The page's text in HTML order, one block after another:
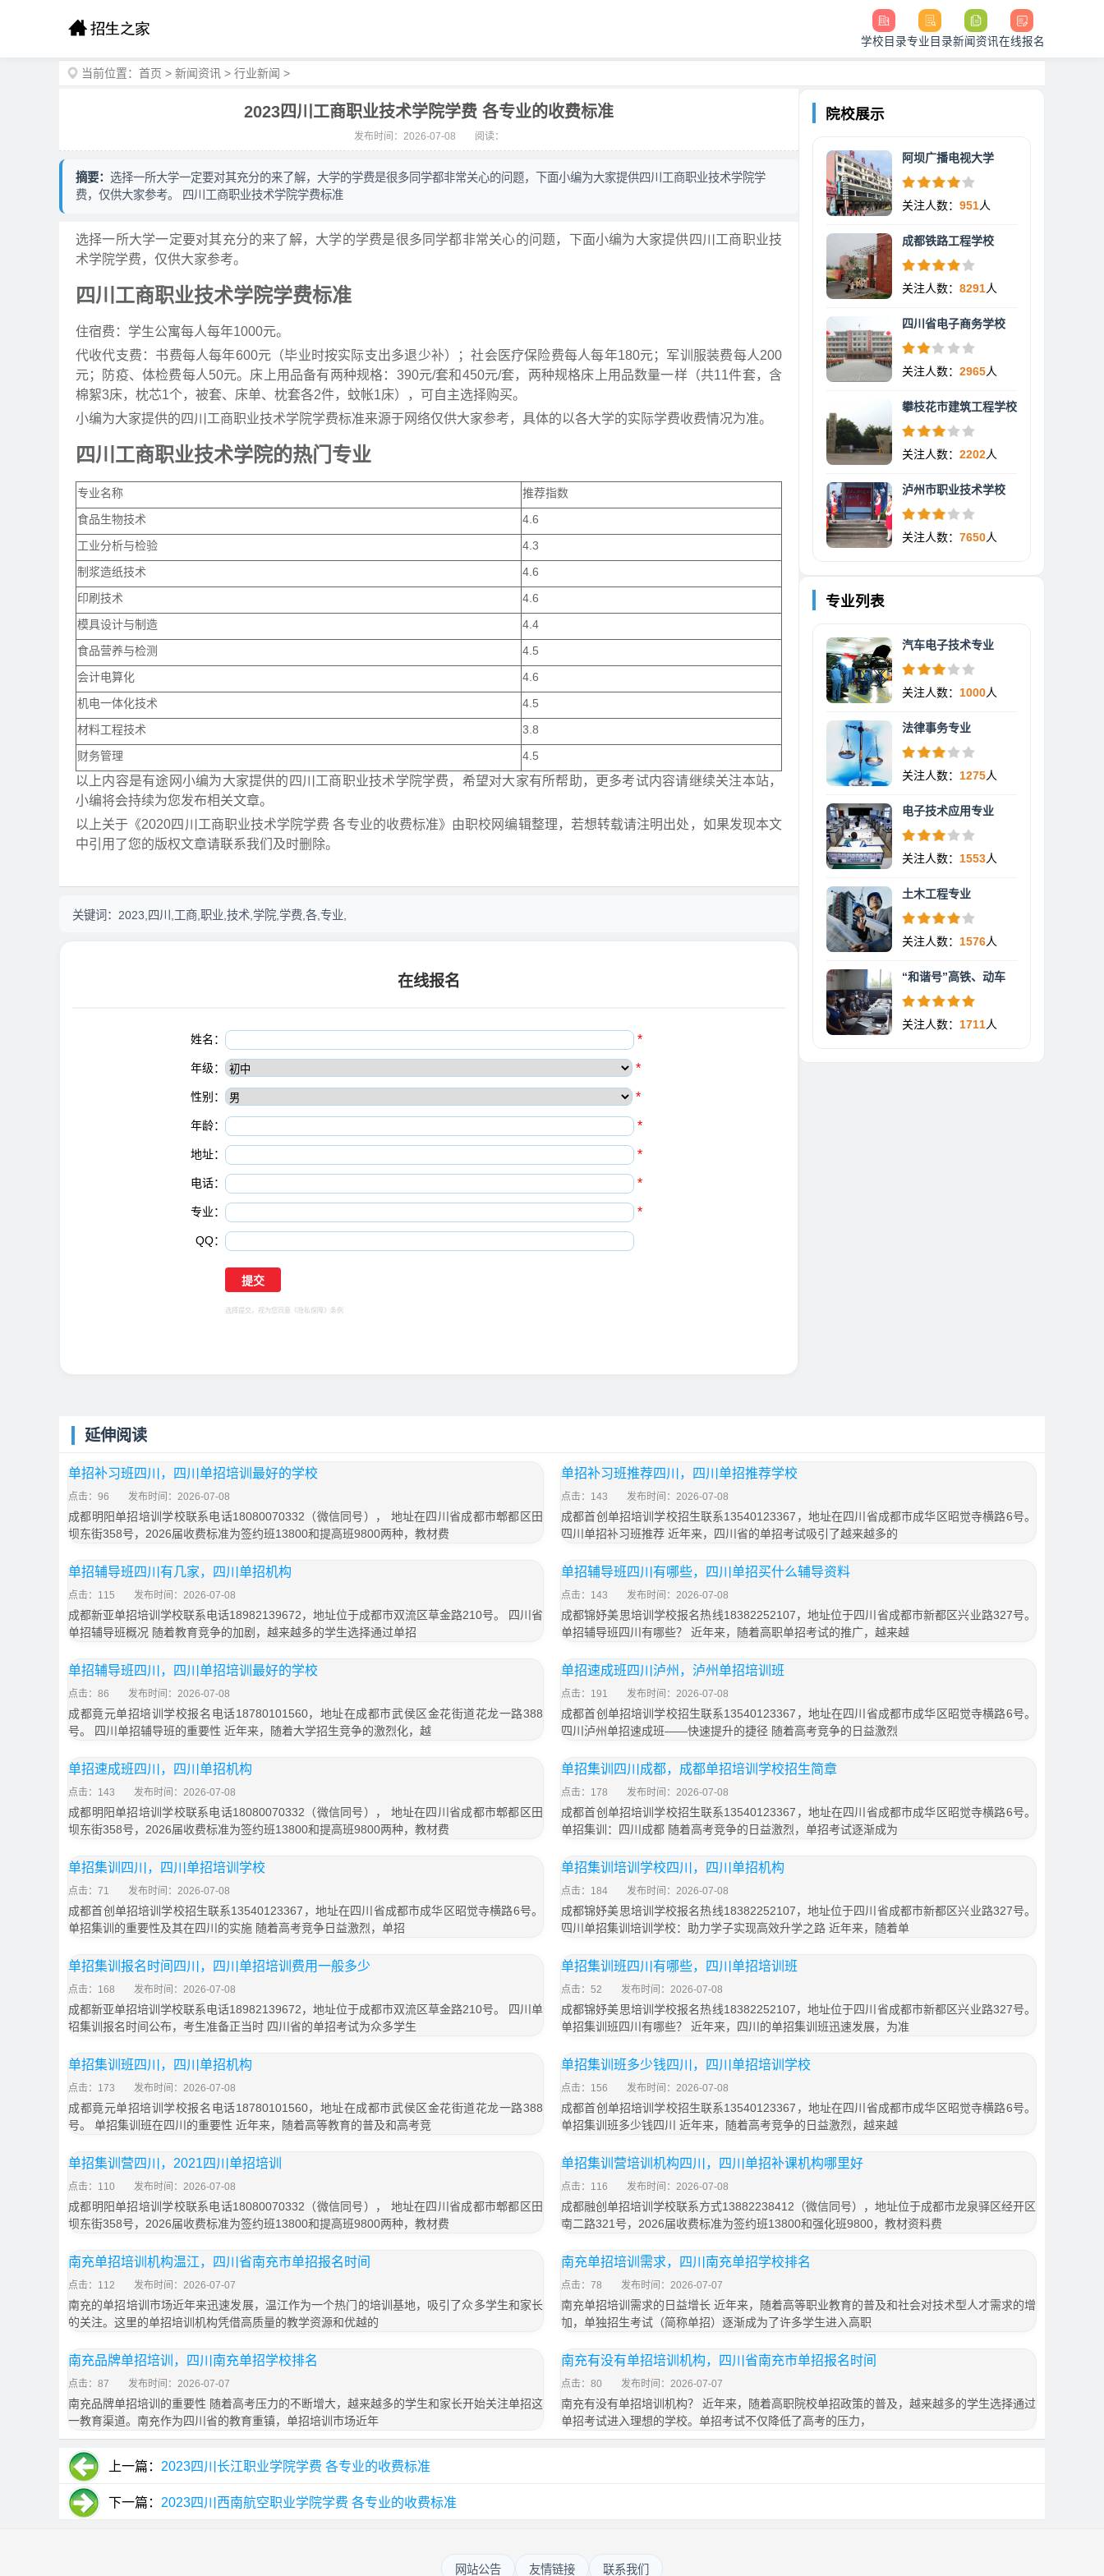
学校目录专业目录新闻资讯在线报名
当前位置： 首页 > 新闻资讯 > 行业新闻 >
2023四川工商职业技术学院学费 各专业的收费标准
发布时间：2026-07-08 阅读：
摘要： 选择一所大学一定要对其充分的来了解，大学的学费是很多同学都非常关心的问题，下面小编为大家提供四川工商职业技术学院学
费，仅供大家参考。 四川工商职业技术学院学费标准
选择一所大学一定要对其充分的来了解，大学的学费是很多同学都非常关心的问题，下面小编为大家提供四川工商职业技
术学院学费，仅供大家参考。
四川工商职业技术学院学费标准
住宿费：学生公寓每人每年1000元。
代收代支费：书费每人每年600元（毕业时按实际支出多退少补）；社会医疗保险费每人每年180元；军训服装费每人200
元；防疫、体检费每人50元。床上用品备有两种规格：390元/套和450元/套，两种规格床上用品数量一样（共11件套，含
棉絮3床，枕芯1个，被套、床单、枕套各2件，蚊帐1床），可自主选择购买。
小编为大家提供的四川工商职业技术学院学费标准来源于网络仅供大家参考，具体的以各大学的实际学费收费情况为准。
四川工商职业技术学院的热门专业
专业名称
推荐指数
食品生物技术
4.6
工业分析与检验
4.3
制浆造纸技术
4.6
印刷技术
4.6
模具设计与制造
4.4
食品营养与检测
4.5
会计电算化
4.6
机电一体化技术
4.5
材料工程技术
3.8
财务管理
4.5
以上内容是有途网小编为大家提供的四川工商职业技术学院学费，希望对大家有所帮助，更多考试内容请继续关注本站，
小编将会持续为您发布相关文章。
以上关于《2020四川工商职业技术学院学费 各专业的收费标准》由职校网编辑整理，若想转载请注明出处，如果发现本文
中引用了您的版权文章请联系我们及时删除。
关键词： 2023,四川,工商,职业,技术,学院,学费,各,专业,
在线报名
姓名： *
年级： *
性别： *
年龄： *
地址： *
电话： *
专业： *
QQ：
选择提交，视为您同意 《隐私保障》 条例
院校展示
阿坝广播电视大学
关注人数： 951人
成都铁路工程学校
关注人数： 8291人
四川省电子商务学校
关注人数： 2965人
攀枝花市建筑工程学校
关注人数： 2202人
泸州市职业技术学校
关注人数： 7650人
专业列表
汽车电子技术专业
关注人数： 1000人
法律事务专业
关注人数： 1275人
电子技术应用专业
关注人数： 1553人
土木工程专业
关注人数： 1576人
“和谐号”高铁、动车
关注人数： 1711人
延伸阅读
单招补习班四川，四川单招培训最好的学校
点击：96 发布时间：2026-07-08
成都明阳单招培训学校联系电话18080070332（微信同号）， 地址在四川省成都市郫都区田
坝东街358号，2026届收费标准为签约班13800和提高班9800两种，教材费
单招补习班推荐四川，四川单招推荐学校
点击：143 发布时间：2026-07-08
成都首创单招培训学校招生联系13540123367，地址在四川省成都市成华区昭觉寺横路6号。
四川单招补习班推荐 近年来，四川省的单招考试吸引了越来越多的
单招辅导班四川有几家，四川单招机构
点击：115 发布时间：2026-07-08
成都新亚单招培训学校联系电话18982139672，地址位于成都市双流区草金路210号。 四川省
单招辅导班概况 随着教育竞争的加剧，越来越多的学生选择通过单招
单招辅导班四川有哪些，四川单招买什么辅导资料
点击：143 发布时间：2026-07-08
成都锦妤美思培训学校报名热线18382252107，地址位于四川省成都市新都区兴业路327号。
单招辅导班四川有哪些？ 近年来，随着高职单招考试的推广，越来越
单招辅导班四川，四川单招培训最好的学校
点击：86 发布时间：2026-07-08
成都竟元单招培训学校报名电话18780101560，地址在成都市武侯区金花街道花龙一路388
号。 四川单招辅导班的重要性 近年来，随着大学招生竞争的激烈化，越
单招速成班四川泸州，泸州单招培训班
点击：191 发布时间：2026-07-08
成都首创单招培训学校招生联系13540123367，地址在四川省成都市成华区昭觉寺横路6号。
四川泸州单招速成班——快速提升的捷径 随着高考竞争的日益激烈
单招速成班四川，四川单招机构
点击：143 发布时间：2026-07-08
成都明阳单招培训学校联系电话18080070332（微信同号）， 地址在四川省成都市郫都区田
坝东街358号，2026届收费标准为签约班13800和提高班9800两种，教材费
单招集训四川成都，成都单招培训学校招生简章
点击：178 发布时间：2026-07-08
成都首创单招培训学校招生联系13540123367，地址在四川省成都市成华区昭觉寺横路6号。
单招集训：四川成都 随着高考竞争的日益激烈，单招考试逐渐成为
单招集训四川，四川单招培训学校
点击：71 发布时间：2026-07-08
成都首创单招培训学校招生联系13540123367，地址在四川省成都市成华区昭觉寺横路6号。
单招集训的重要性及其在四川的实施 随着高考竞争日益激烈，单招
单招集训培训学校四川，四川单招机构
点击：184 发布时间：2026-07-08
成都锦妤美思培训学校报名热线18382252107，地址位于四川省成都市新都区兴业路327号。
四川单招集训培训学校：助力学子实现高效升学之路 近年来，随着单
单招集训报名时间四川，四川单招培训费用一般多少
点击：168 发布时间：2026-07-08
成都新亚单招培训学校联系电话18982139672，地址位于成都市双流区草金路210号。 四川单
招集训报名时间公布，考生准备正当时 四川省的单招考试为众多学生
单招集训班四川有哪些，四川单招培训班
点击：52 发布时间：2026-07-08
成都锦妤美思培训学校报名热线18382252107，地址位于四川省成都市新都区兴业路327号。
单招集训班四川有哪些？ 近年来，四川的单招集训班迅速发展，为准
单招集训班四川，四川单招机构
点击：173 发布时间：2026-07-08
成都竟元单招培训学校报名电话18780101560，地址在成都市武侯区金花街道花龙一路388
号。 单招集训班在四川的重要性 近年来，随着高等教育的普及和高考竞
单招集训班多少钱四川，四川单招培训学校
点击：156 发布时间：2026-07-08
成都首创单招培训学校招生联系13540123367，地址在四川省成都市成华区昭觉寺横路6号。
单招集训班多少钱四川 近年来，随着高考竞争的日益激烈，越来越
单招集训营四川，2021四川单招培训
点击：110 发布时间：2026-07-08
成都明阳单招培训学校联系电话18080070332（微信同号）， 地址在四川省成都市郫都区田
坝东街358号，2026届收费标准为签约班13800和提高班9800两种，教材费
单招集训营培训机构四川，四川单招补课机构哪里好
点击：116 发布时间：2026-07-08
成都融创单招培训学校联系方式13882238412（微信同号），地址位于成都市龙泉驿区经开区
南二路321号，2026届收费标准为签约班13800和强化班9800，教材资料费
南充单招培训机构温江，四川省南充市单招报名时间
点击：112 发布时间：2026-07-07
南充的单招培训市场近年来迅速发展，温江作为一个热门的培训基地，吸引了众多学生和家长
的关注。这里的单招培训机构凭借高质量的教学资源和优越的
南充单招培训需求，四川南充单招学校排名
点击：78 发布时间：2026-07-07
南充单招培训需求的日益增长 近年来，随着高等职业教育的普及和社会对技术型人才需求的增
加，单独招生考试（简称单招）逐渐成为了许多学生进入高职
南充品牌单招培训，四川南充单招学校排名
点击：87 发布时间：2026-07-07
南充品牌单招培训的重要性 随着高考压力的不断增大，越来越多的学生和家长开始关注单招这
一教育渠道。南充作为四川省的教育重镇，单招培训市场近年
南充有没有单招培训机构，四川省南充市单招报名时间
点击：80 发布时间：2026-07-07
南充有没有单招培训机构？ 近年来，随着高职院校单招政策的普及，越来越多的学生选择通过
单招考试进入理想的学校。单招考试不仅降低了高考的压力，
上一篇： 2023四川长江职业学院学费 各专业的收费标准
下一篇： 2023四川西南航空职业学院学费 各专业的收费标准
网站公告 友情链接 联系我们